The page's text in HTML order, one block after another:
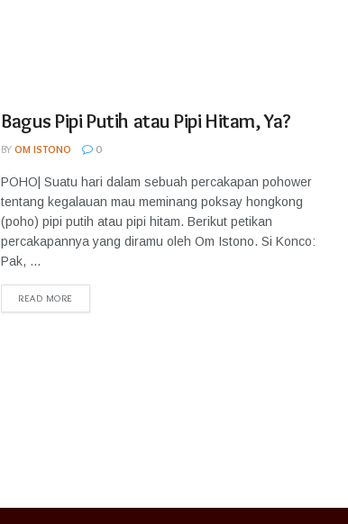
Bagus Pipi Putih atau Pipi Hitam, Ya?
BY OM ISTONO 0
POHO| Suatu hari dalam sebuah percakapan pohower
tentang kegalauan mau meminang poksay hongkong
(poho) pipi putih atau pipi hitam. Berikut petikan
percakapannya yang diramu oleh Om Istono. Si Konco:
Pak, ...
READ MORE